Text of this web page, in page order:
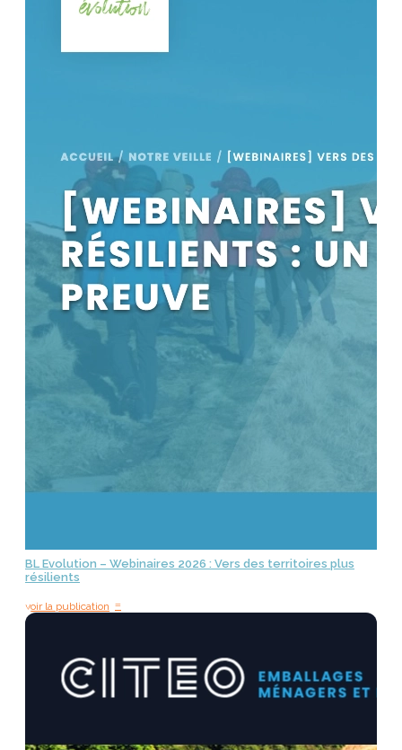
BL Evolution – Webinaires 2026 : Vers des territoires plus
résilients
voir la publication =